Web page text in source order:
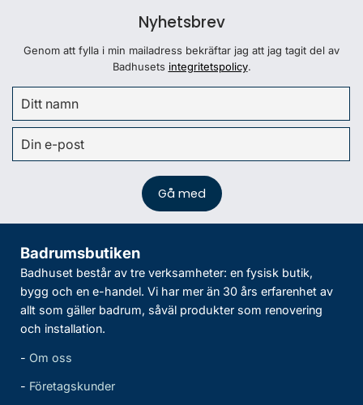
Nyhetsbrev
Genom att fylla i min mailadress bekräftar jag att jag tagit del av
Badhusets integritetspolicy.
Badrumsbutiken
Badhuset består av tre verksamheter: en fysisk butik,
bygg och en e-handel. Vi har mer än 30 års erfarenhet av
allt som gäller badrum, såväl produkter som renovering
och installation.
- Om oss
- Företagskunder